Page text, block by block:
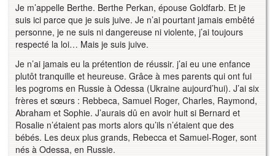
Je m’appelle Berthe. Berthe Perkan, épouse Goldfarb. Et je
suis ici parce que je suis juive. Je n’ai pourtant jamais embêté
personne, je ne suis ni dangereuse ni violente, j’ai toujours
respecté la loi… Mais je suis juive.
Je n’ai jamais eu la prétention de réussir. j’ai eu une enfance
plutôt tranquille et heureuse. Grâce à mes parents qui ont fui
les pogroms en Russie à Odessa (Ukraine aujourd’hui). J’ai six
frères et sœurs : Rebbeca, Samuel Roger, Charles, Raymond,
Abraham et Sophie. J’aurais dû en avoir huit si Bernard et
Rosalie n’étaient pas morts alors qu’ils n’étaient que des
bébés. Les deux plus grands, Rebecca et Samuel-Roger, sont
nés à Odessa, en Russie.